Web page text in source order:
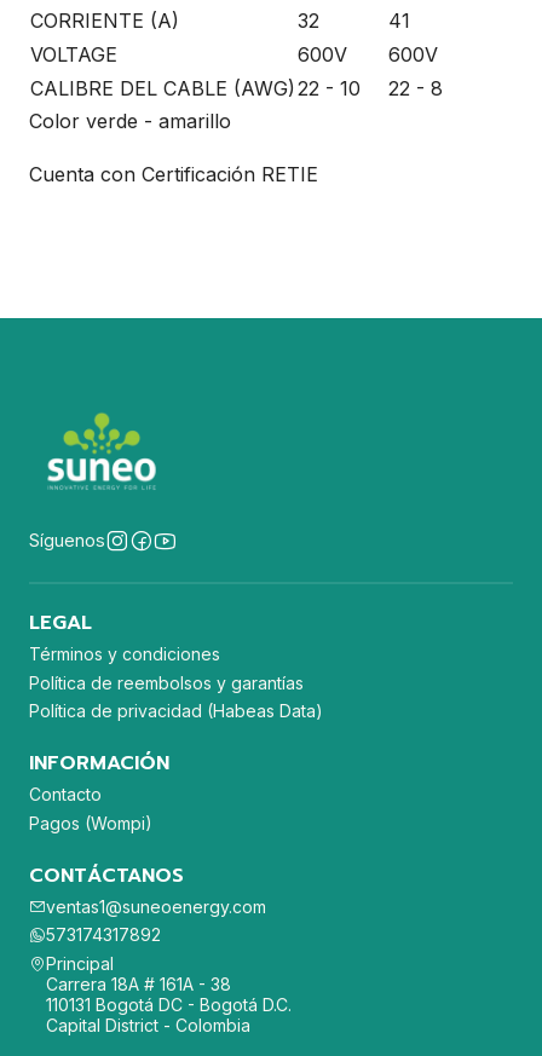
CORRIENTE (A)
32
41
VOLTAGE
600V
600V
CALIBRE DEL CABLE (AWG)22 - 10
22 - 8
Color verde - amarillo
Cuenta con Certificación RETIE
Síguenos
LEGAL
Términos y condiciones
Política de reembolsos y garantías
Política de privacidad (Habeas Data)
INFORMACIÓN
Contacto
Pagos (Wompi)
CONTÁCTANOS
ventas1@suneoenergy.com
573174317892
Principal
Carrera 18A # 161A - 38
110131 Bogotá DC - Bogotá D.C.
Capital District - Colombia